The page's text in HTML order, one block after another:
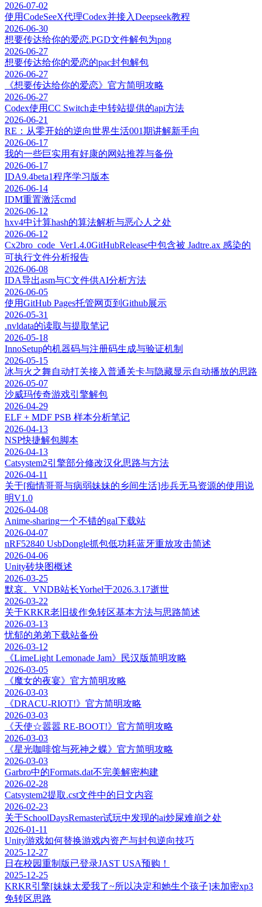
2026-07-02
使用CodeSeeX代理Codex并接入Deepseek教程
2026-06-30
想要传达给你的爱恋.PGD文件解包为png
2026-06-27
想要传达给你的爱恋的pac封包解包
2026-06-27
《想要传达给你的爱恋》官方简明攻略
2026-06-27
Codex使用CC Switch走中转站提供的api方法
2026-06-21
RE：从零开始的逆向世界生活001期讲解新手向
2026-06-17
我的一些巨实用有好康的网站推荐与备份
2026-06-17
IDA9.4beta1程序学习版本
2026-06-14
IDM重置激活cmd
2026-06-12
hxv4中计算hash的算法解析与恶心人之处
2026-06-12
Cx2bro_code_Ver1.4.0GitHubRelease中包含被 Jadtre.ax 感染的
可执行文件分析报告
2026-06-08
IDA导出asm与C文件供AI分析方法
2026-06-05
使用GitHub Pages托管网页到Github展示
2026-05-31
.nvldata的读取与提取笔记
2026-05-18
InnoSetup的机器码与注册码生成与验证机制
2026-05-15
冰与火之舞自动打关接入普通关卡与隐藏显示自动播放的思路
2026-05-07
沙威玛传奇游戏引擎解包
2026-04-29
ELF + MDF PSB 样本分析笔记
2026-04-13
NSP快捷解包脚本
2026-04-13
Catsystem2引擎部分修改汉化思路与方法
2026-04-11
关于[痴情哥哥与病弱妹妹的乡间生活]步兵无马资源的使用说
明V1.0
2026-04-08
Anime-sharing一个不错的gal下载站
2026-04-07
nRF52840 UsbDongle抓包低功耗蓝牙重放攻击简述
2026-04-06
Unity砖块图概述
2026-03-25
默哀。VNDB站长Yorhel于2026.3.17逝世
2026-03-22
关于KRKR老旧拔作免转区基本方法与思路简述
2026-03-13
忧郁的弟弟下载站备份
2026-03-12
《LimeLight Lemonade Jam》民汉版简明攻略
2026-03-05
《魔女的夜宴》官方简明攻略
2026-03-03
《DRACU-RIOT!》官方简明攻略
2026-03-03
《天使☆嚣嚣 RE-BOOT!》官方简明攻略
2026-03-03
《星光咖啡馆与死神之蝶》官方简明攻略
2026-03-03
Garbro中的Formats.dat不完美解密构建
2026-02-28
Catsystem2提取.cst文件中的日文内容
2026-02-23
关于SchoolDaysRemaster试玩中发现的ai炒屎难崩之处
2026-01-11
Unity游戏如何替换游戏内资产与封包逆向技巧
2025-12-27
日在校园重制版已登录JAST USA预购！
2025-12-25
KRKR引擎[妹妹太爱我了~所以决定和她生个孩子]未加密xp3
免转区思路